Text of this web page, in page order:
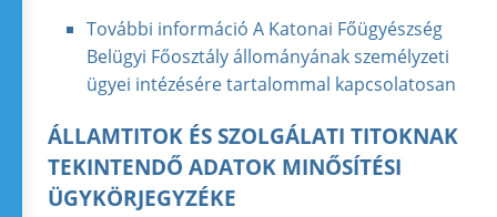
További információ A Katonai Főügyészség
Belügyi Főosztály állományának személyzeti
ügyei intézésére tartalommal kapcsolatosan
ÁLLAMTITOK ÉS SZOLGÁLATI TITOKNAK
TEKINTENDŐ ADATOK MINŐSÍTÉSI
ÜGYKÖRJEGYZÉKE